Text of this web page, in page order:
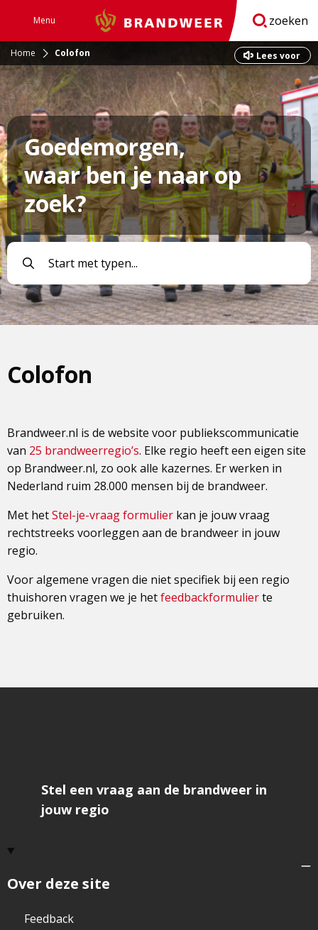
Menu Brandweer zoeken
Home Colofon Lees voor
Goedemorgen,
waar ben je naar op
zoek?
Vul
een
zoekterm
in
Colofon
Brandweer.nl is de website voor publiekscommunicatie
van 25 brandweerregio’s. Elke regio heeft een eigen site
op Brandweer.nl, zo ook alle kazernes. Er werken in
Nederland ruim 28.000 mensen bij de brandweer.
Met hetStel-je-vraag formulier kan je jouw vraag
rechtstreeks voorleggen aan de brandweer in jouw
regio.
Voor algemene vragen die niet specifiek bij een regio
thuishoren vragen we je hetfeedbackformulierte
gebruiken.
Over deze site
Feedback
Stel een vraag aan de brandweer in
jouw regio